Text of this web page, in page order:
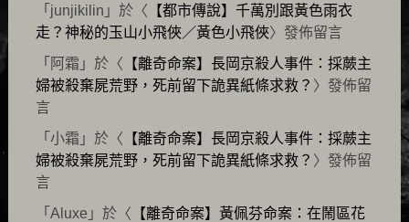
「 junjikilin 」於〈 【都市傳說】千萬別跟黃色雨衣
走？神秘的玉山小飛俠／黃色小飛俠〉發佈留言
「 阿霜 」於〈 【離奇命案】長岡京殺人事件：採蕨主
婦被殺棄屍荒野，死前留下詭異紙條求救？ 〉發佈留
言
「 小霜 」於〈 【離奇命案】長岡京殺人事件：採蕨主
婦被殺棄屍荒野，死前留下詭異紙條求救？ 〉發佈留
言
「 Aluxe 」於〈 【離奇命案】黃佩芬命案：在鬧區花